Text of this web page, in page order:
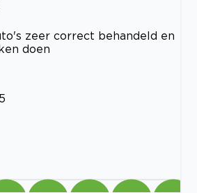
zeer correct behandeld en
doen